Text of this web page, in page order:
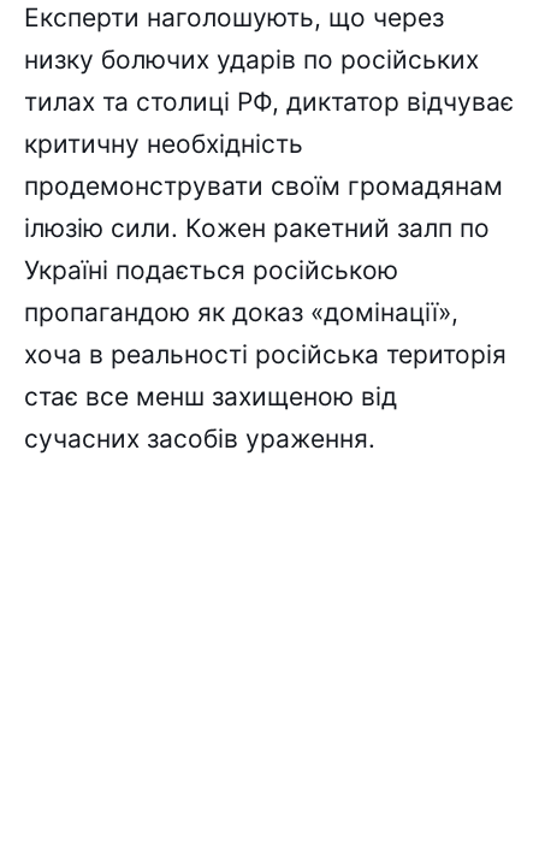
Експерти наголошують, що через
низку болючих ударів по російських
тилах та столиці РФ, диктатор відчуває
критичну необхідність
продемонструвати своїм громадянам
ілюзію сили. Кожен ракетний залп по
Україні подається російською
пропагандою як доказ «домінації»,
хоча в реальності російська територія
стає все менш захищеною від
сучасних засобів ураження.